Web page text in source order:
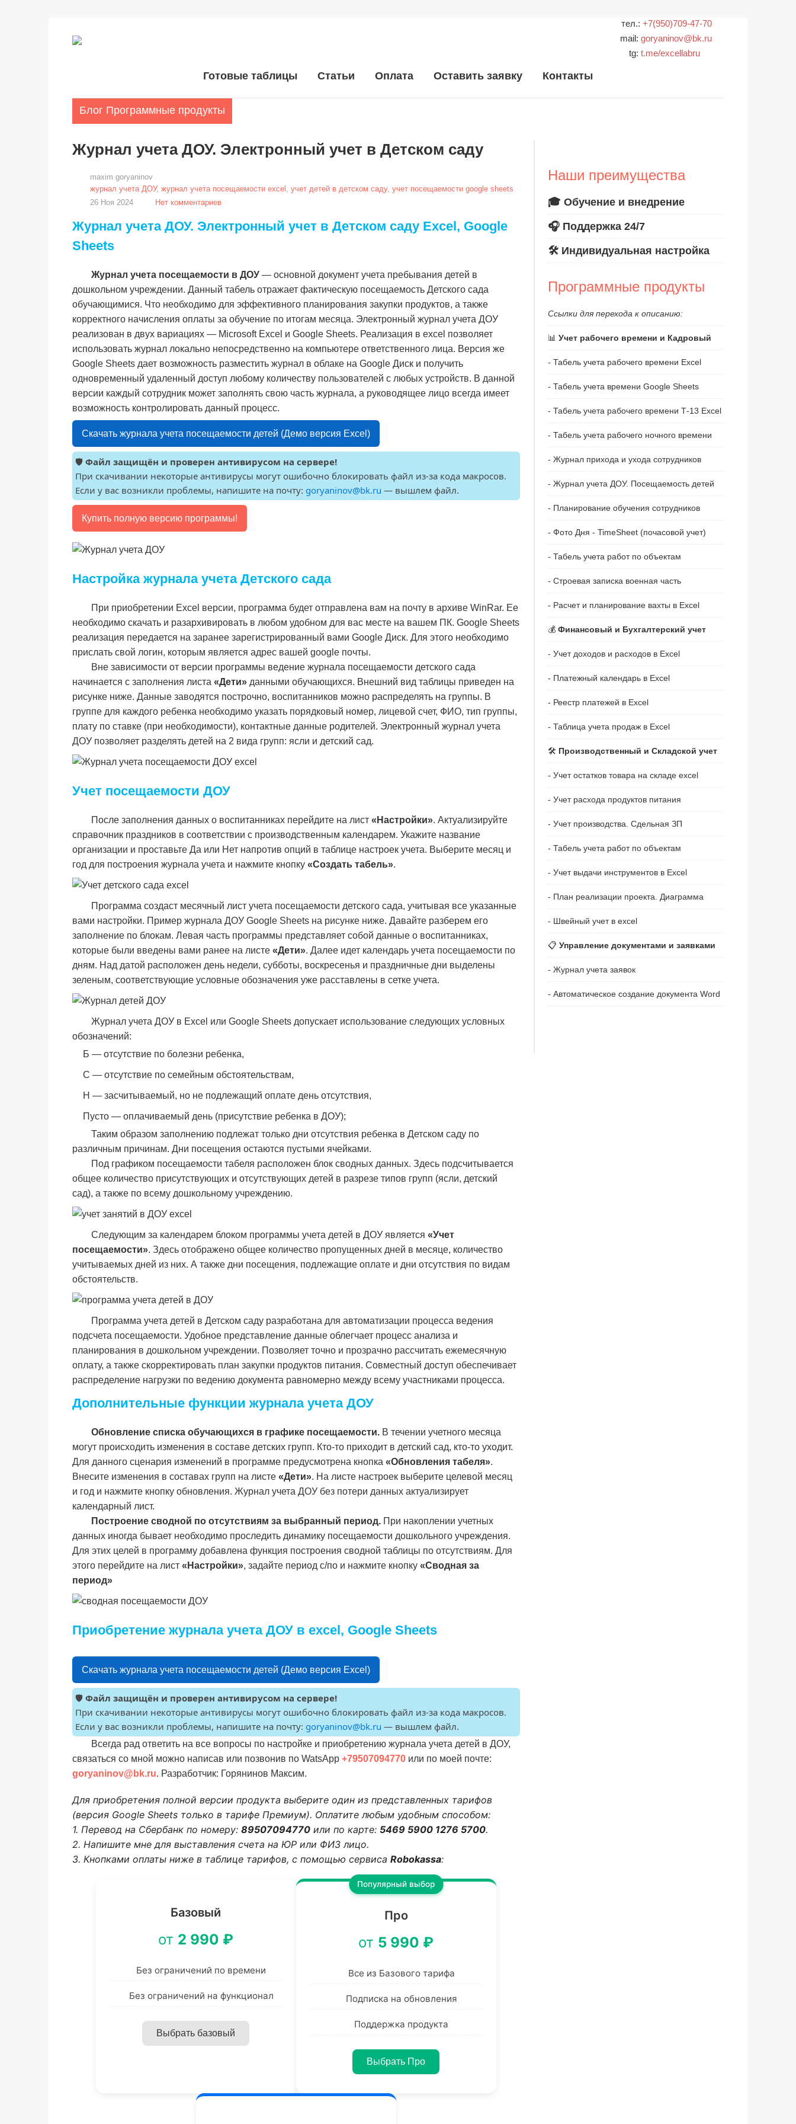
тел.: +7(950)709-47-70
mail: goryaninov@bk.ru
tg: t.me/excellabru
Готовые таблицы Статьи Оплата Оставить заявку Контакты
Блог Программные продукты
Журнал учета ДОУ. Электронный учет в Детском саду
maxim goryaninov
журнал учета ДОУ, журнал учета посещаемости excel , учет детей в детском саду, учет посещаемости google sheets
26 Ноя 2024
Нет комментариев
Журнал учета ДОУ. Электронный учет в Детском саду Excel, Google
Sheets
Журнал учета посещаемости в ДОУ — основной документ учета пребывания детей в
дошкольном учреждении. Данный табель отражает фактическую посещаемость Детского сада
обучающимися. Что необходимо для эффективного планирования закупки продуктов, а также
корректного начисления оплаты за обучение по итогам месяца. Электронный журнал учета ДОУ
реализован в двух вариациях — Microsoft Excel и Google Sheets. Реализация в excel позволяет
использовать журнал локально непосредственно на компьютере ответственного лица. Версия же
Google Sheets дает возможность разместить журнал в облаке на Google Диск и получить
одновременный удаленный доступ любому количеству пользователей с любых устройств. В данной
версии каждый сотрудник может заполнять свою часть журнала, а руководящее лицо всегда имеет
возможность контролировать данный процесс.
Скачать журнала учета посещаемости детей (Демо версия Excel)
🛡️ Файл защищён и проверен антивирусом на сервере!
При скачивании некоторые антивирусы могут ошибочно блокировать файл из-за кода макросов.
Если у вас возникли проблемы, напишите на почту: goryaninov@bk.ru — вышлем файл.
Купить полную версию программы!
Настройка журнала учета Детского сада
При приобретении Excel версии, программа будет отправлена вам на почту в архиве WinRar. Ее
необходимо скачать и разархивировать в любом удобном для вас месте на вашем ПК. Google Sheets
реализация передается на заранее зарегистрированный вами Google Диск. Для этого необходимо
прислать свой логин, которым является адрес вашей google почты.
Вне зависимости от версии программы ведение журнала посещаемости детского сада
начинается с заполнения листа «Дети» данными обучающихся. Внешний вид таблицы приведен на
рисунке ниже. Данные заводятся построчно, воспитанников можно распределять на группы. В
группе для каждого ребенка необходимо указать порядковый номер, лицевой счет, ФИО, тип группы,
плату по ставке (при необходимости), контактные данные родителей. Электронный журнал учета
ДОУ позволяет разделять детей на 2 вида групп: ясли и детский сад.
Учет посещаемости ДОУ
После заполнения данных о воспитанниках перейдите на лист «Настройки». Актуализируйте
справочник праздников в соответствии с производственным календарем. Укажите название
организации и проставьте Да или Нет напротив опций в таблице настроек учета. Выберите месяц и
год для построения журнала учета и нажмите кнопку «Создать табель».
Программа создаст месячный лист учета посещаемости детского сада, учитывая все указанные
вами настройки. Пример журнала ДОУ Google Sheets на рисунке ниже. Давайте разберем его
заполнение по блокам. Левая часть программы представляет собой данные о воспитанниках,
которые были введены вами ранее на листе «Дети». Далее идет календарь учета посещаемости по
дням. Над датой расположен день недели, субботы, воскресенья и праздничные дни выделены
зеленым, соответствующие условные обозначения уже расставлены в сетке учета.
Журнал учета ДОУ в Excel или Google Sheets допускает использование следующих условных
обозначений:
Б — отсутствие по болезни ребенка,
С — отсутствие по семейным обстоятельствам,
Н — засчитываемый, но не подлежащий оплате день отсутствия,
Пусто — оплачиваемый день (присутствие ребенка в ДОУ);
Таким образом заполнению подлежат только дни отсутствия ребенка в Детском саду по
различным причинам. Дни посещения остаются пустыми ячейками.
Под графиком посещаемости табеля расположен блок сводных данных. Здесь подсчитывается
общее количество присутствующих и отсутствующих детей в разрезе типов групп (ясли, детский
сад), а также по всему дошкольному учреждению.
Следующим за календарем блоком программы учета детей в ДОУ является «Учет
посещаемости». Здесь отображено общее количество пропущенных дней в месяце, количество
учитываемых дней из них. А также дни посещения, подлежащие оплате и дни отсутствия по видам
обстоятельств.
Программа учета детей в Детском саду разработана для автоматизации процесса ведения
подсчета посещаемости. Удобное представление данные облегчает процесс анализа и
планирования в дошкольном учреждении. Позволяет точно и прозрачно рассчитать ежемесячную
оплату, а также скорректировать план закупки продуктов питания. Совместный доступ обеспечивает
распределение нагрузки по ведению документа равномерно между всему участниками процесса.
Дополнительные функции журнала учета ДОУ
Обновление списка обучающихся в графике посещаемости. В течении учетного месяца
могут происходить изменения в составе детских групп. Кто-то приходит в детский сад, кто-то уходит.
Для данного сценария изменений в программе предусмотрена кнопка «Обновления табеля».
Внесите изменения в составах групп на листе «Дети». На листе настроек выберите целевой месяц
и год и нажмите кнопку обновления. Журнал учета ДОУ без потери данных актуализирует
календарный лист.
Построение сводной по отсутствиям за выбранный период. При накоплении учетных
данных иногда бывает необходимо проследить динамику посещаемости дошкольного учреждения.
Для этих целей в программу добавлена функция построения сводной таблицы по отсутствиям. Для
этого перейдите на лист «Настройки», задайте период с/по и нажмите кнопку «Сводная за
период»
Приобретение журнала учета ДОУ в excel, Google Sheets
Скачать журнала учета посещаемости детей (Демо версия Excel)
🛡️ Файл защищён и проверен антивирусом на сервере!
При скачивании некоторые антивирусы могут ошибочно блокировать файл из-за кода макросов.
Если у вас возникли проблемы, напишите на почту: goryaninov@bk.ru — вышлем файл.
Всегда рад ответить на все вопросы по настройке и приобретению журнала учета детей в ДОУ,
связаться со мной можно написав или позвонив по WatsApp +79507094770 или по моей почте:
goryaninov@bk.ru. Разработчик: Горянинов Максим.
Для приобретения полной версии продукта выберите один из представленных тарифов
(версия Google Sheets только в тарифе Премиум). Оплатите любым удобным способом:
1. Перевод на Сбербанк по номеру: 89507094770 или по карте: 5469 5900 1276 5700.
2. Напишите мне для выставления счета на ЮР или ФИЗ лицо.
3. Кнопками оплаты ниже в таблице тарифов, с помощью сервиса Robokassa:
Базовый
от 2 990 ₽
Без ограничений по времени
Без ограничений на функционал
Выбрать базовый
Популярный выбор
Про
от 5 990 ₽
Все из Базового тарифа
Подписка на обновления
Поддержка продукта
Выбрать Про
Наши преимущества
🎓 Обучение и внедрение
🎧 Поддержка 24/7
🛠️ Индивидуальная настройка
Программные продукты
Ссылки для перехода к описанию:
📊 Учет рабочего времени и Кадровый
- Табель учета рабочего времени Excel
- Табель учета времени Google Sheets
- Табель учета рабочего времени Т-13 Excel
- Табель учета рабочего ночного времени
- Журнал прихода и ухода сотрудников
- Журнал учета ДОУ. Посещаемость детей
- Планирование обучения сотрудников
- Фото Дня - TimeSheet (почасовой учет)
- Табель учета работ по объектам
- Строевая записка военная часть
- Расчет и планирование вахты в Excel
💰 Финансовый и Бухгалтерский учет
- Учет доходов и расходов в Excel
- Платежный календарь в Excel
- Реестр платежей в Excel
- Таблица учета продаж в Excel
🛠️ Производственный и Складской учет
- Учет остатков товара на складе excel
- Учет расхода продуктов питания
- Учет производства. Сдельная ЗП
- Табель учета работ по объектам
- Учет выдачи инструментов в Excel
- План реализации проекта. Диаграмма
- Швейный учет в excel
📋 Управление документами и заявками
- Журнал учета заявок
- Автоматическое создание документа Word